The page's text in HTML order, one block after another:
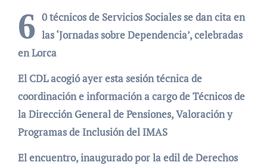
6 0 técnicos de Servicios Sociales se dan cita en
las ‘Jornadas sobre Dependencia’, celebradas
en Lorca
El CDL acogió ayer esta sesión técnica de
coordinación e información a cargo de Técnicos de
la Dirección General de Pensiones, Valoración y
Programas de Inclusión del IMAS
El encuentro, inaugurado por la edil de Derechos